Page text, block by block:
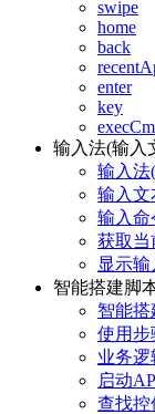
swipe
home
back
enter
key
输入法(输入
输入法
输入文
输入命
获取当
显示
智能搭建脚
智能搭
使用步
业务逻
启动
查找控